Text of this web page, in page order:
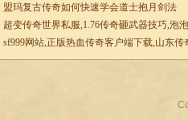
盟玛复古传奇如何快速学会道士抱月剑法
超变传奇世界私服,1.76传奇砸武器技巧,泡
sf999网站,正版热血传奇客户端下载,山东传